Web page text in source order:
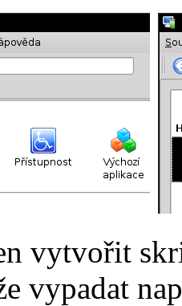
vytvořit
vypadat